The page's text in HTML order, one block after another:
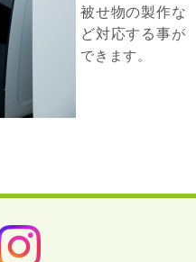
被せ物の製作な
ど対応する事が
できます。